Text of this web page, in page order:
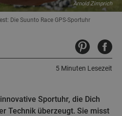
Arnold Zimprich
Die Suunto Race GPS-Sportuhr
5 Minuten Lesezeit
Sportuhr, die Dich
Technik überzeugt. Sie misst